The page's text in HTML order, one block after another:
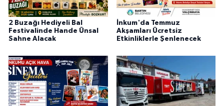
2 Buzağı Hediyeli Bal
Festivalinde Hande Ünsal
Sahne Alacak
İnkum'da Temmuz
Akşamları Ücretsiz
Etkinliklerle Şenlenecek